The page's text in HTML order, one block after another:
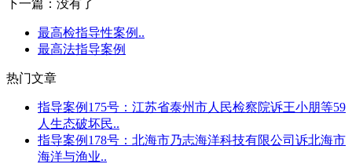
下一篇：没有了
最高检指导性案例..
最高法指导案例
热门文章
指导案例175号：江苏省泰州市人民检察院诉王小朋等59
人生态破坏民..
指导案例178号：北海市乃志海洋科技有限公司诉北海市
海洋与渔业..